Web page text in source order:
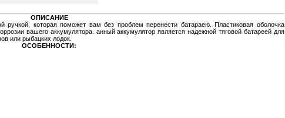
ОПИСАНИЕ
ручкой, которая поможет вам без проблем перенести батараею. Пластиковая оболочка
вашего аккумулятора. анный аккумулятор является надежной тяговой батареей для
или рыбацких лодок.
ОСОБЕННОСТИ: